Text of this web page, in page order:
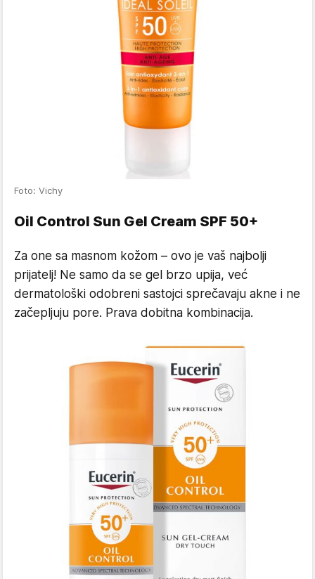
Foto: Vichy
Oil Control Sun Gel Cream SPF 50+
Za one sa masnom kožom – ovo je vaš najbolji
prijatelj! Ne samo da se gel brzo upija, već
dermatološki odobreni sastojci sprečavaju akne i ne
začepljuju pore. Prava dobitna kombinacija.